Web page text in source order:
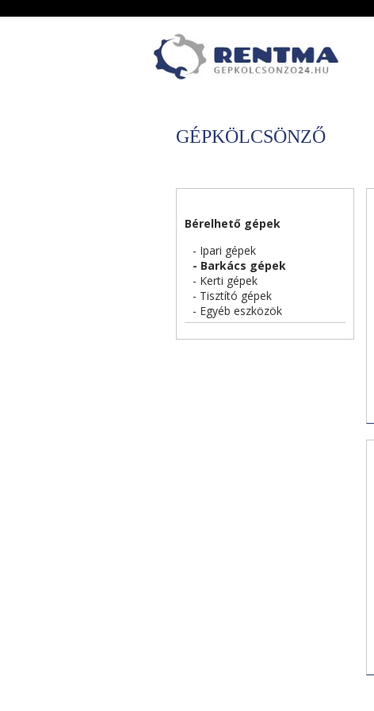
GÉPKÖLCSÖNZŐ
Bérelhető gépek
- Ipari gépek
- Barkács gépek
- Kerti gépek
- Tisztító gépek
- Egyéb eszközök